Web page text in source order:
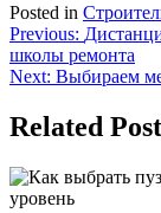
Posted in
Навигация
по
Previous:
школы ремонта
Next: Выбираем
Related